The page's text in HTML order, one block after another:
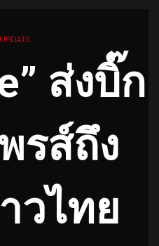
UPDATE
ส่งบิ๊ก
รส์ถึง
วไทย